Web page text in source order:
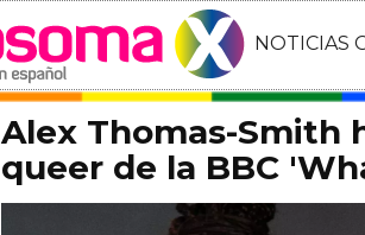
NOTICIAS
Alex Thomas-Smith
queer de la BBC